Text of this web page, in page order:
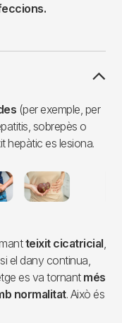
(per exemple, per
sobrepès o
hepàtic es lesiona.
teixit cicatricial
el dany continua,
es va tornant més
normalitat. Això és